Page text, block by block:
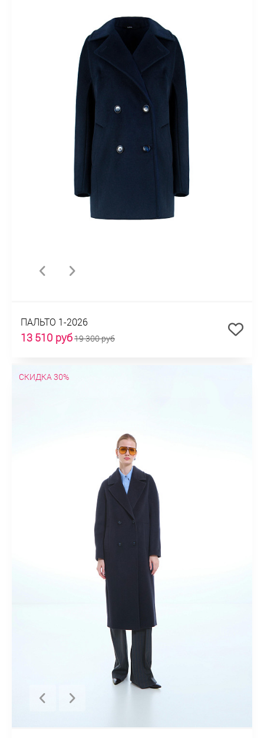
ПАЛЬТО 1-2026
13 510 руб19 300 руб
СКИДКА 30%